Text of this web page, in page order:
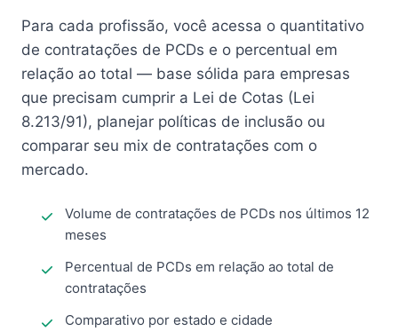
Para cada profissão, você acessa o quantitativo
de contratações de PCDs e o percentual em
relação ao total — base sólida para empresas
que precisam cumprir a Lei de Cotas (Lei
8.213/91), planejar políticas de inclusão ou
comparar seu mix de contratações com o
mercado.
Volume de contratações de PCDs nos últimos 12
meses
Percentual de PCDs em relação ao total de
contratações
Comparativo por estado e cidade